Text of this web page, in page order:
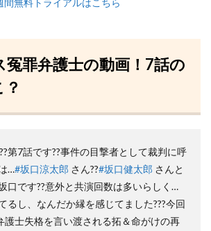
間無料トライアルはこちら
冤罪弁護士の動画！7話の
第7話です??事件の目撃者として裁判に呼
…#坂口涼太郎 さん??#坂口健太郎 さんと
口です??意外と共演回数は多いらしく…
るし、なんだか縁を感じてました???今回
護士失格を言い渡される拓＆命がけの再